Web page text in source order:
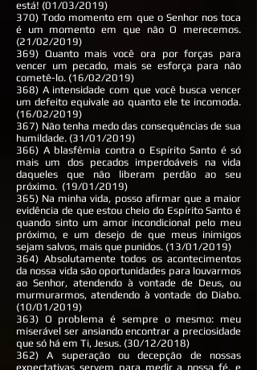
está! (01/03/2019)
370) Todo momento em que o Senhor nos toca
é um momento em que não O merecemos.
(21/02/2019)
369) Quanto mais você ora por forças para
vencer um pecado, mais se esforça para não
cometê-lo. (16/02/2019)
368) A intensidade com que você busca vencer
um defeito equivale ao quanto ele te incomoda.
(16/02/2019)
367) Não tenha medo das consequências de sua
humildade. (31/01/2019)
366) A blasfêmia contra o Espírito Santo é só
mais um dos pecados imperdoáveis na vida
daqueles que não liberam perdão ao seu
próximo. (19/01/2019)
365) Na minha vida, posso afirmar que a maior
evidência de que estou cheio do Espírito Santo é
quando sinto um amor incondicional pelo meu
próximo, e um desejo de que meus inimigos
sejam salvos, mais que punidos. (13/01/2019)
364) Absolutamente todos os acontecimentos
da nossa vida são oportunidades para louvarmos
ao Senhor, atendendo à vontade de Deus, ou
murmurarmos, atendendo à vontade do Diabo.
(10/01/2019)
363) O problema é sempre o mesmo: meu
miserável ser ansiando encontrar a preciosidade
que só há em Ti, Jesus. (30/12/2018)
362) A superação ou decepção de nossas
expectativas servem para medir a nossa fé, e